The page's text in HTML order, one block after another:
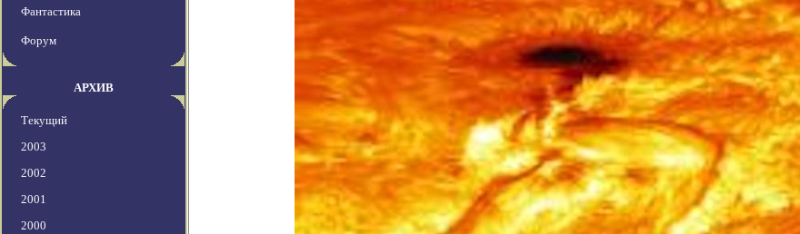
Фантастика
Форум
АРХИВ
Текущий
2003
2002
2001
2000